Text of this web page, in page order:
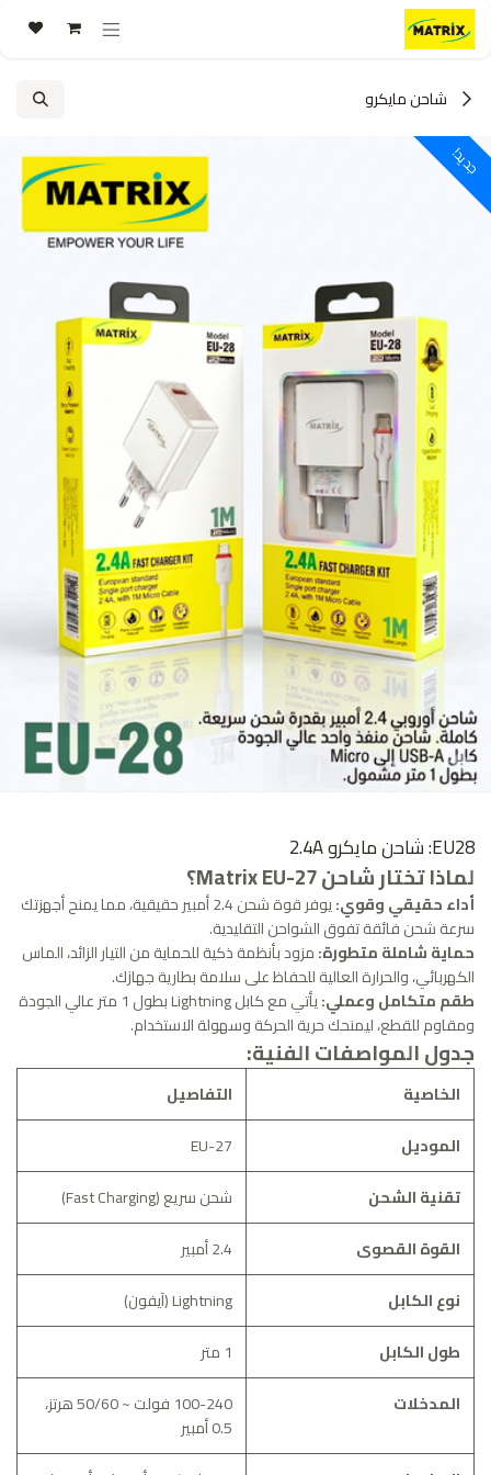
تخطي للذهاب إلى المحتوى
شاحن مايكرو
جديد!
EU28: شاحن مايكرو 2.4A
لماذا تختار شاحن Matrix EU-27؟
أداء حقيقي وقوي:
يوفر قوة شحن 2.4 أمبير حقيقية، مما يمنح أجهزتك
سرعة شحن فائقة تفوق الشواحن التقليدية.
حماية شاملة متطورة:مزود بأنظمة ذكية للحماية من التيار الزائد، الماس
الكهربائي، والحرارة العالية للحفاظ على سلامة بطارية جهازك.
طقم متكامل وعملي:
يأتي مع كابل Lightning بطول 1 متر عالي الجودة
ومقاوم للقطع، ليمنحك حرية الحركة وسهولة الاستخدام.
جدول المواصفات الفنية:
الخاصية
التفاصيل
الموديل
EU-27
تقنية الشحن
شحن سريع (Fast Charging)
القوة القصوى
2.4 أمبير
نوع الكابل
Lightning (آيفون)
طول الكابل
1 متر
المدخلات
100-240 فولت ~ 50/60 هرتز،
0.5 أمبير